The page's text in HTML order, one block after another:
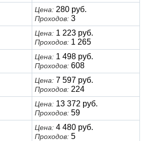
Цена: 280 руб.
Проходов: 3
Цена: 1 223 руб.
Проходов: 1 265
Цена: 1 498 руб.
Проходов: 608
Цена: 7 597 руб.
Проходов: 224
Цена: 13 372 руб.
Проходов: 59
Цена: 4 480 руб.
Проходов: 5